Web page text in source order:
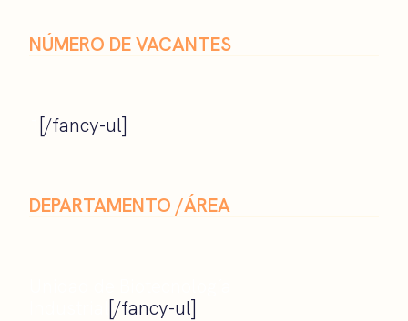
NÚMERO DE VACANTES
[/fancy-ul]
DEPARTAMENTO /ÁREA
[/fancy-ul]